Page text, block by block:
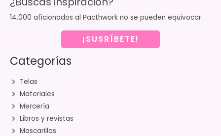
14.000 aficionados al Pacthwork no se pueden equivocar.
¡SUSRÍBETE!
Categorías
Telas
Materiales
Mercería
Libros y revistas
Mascarillas